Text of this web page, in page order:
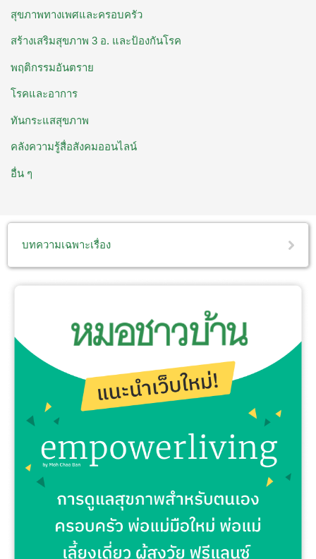
สุขภาพทางเพศและครอบครัว
สร้างเสริมสุขภาพ 3 อ. ​และป้องกันโรค
พฤติกรรมอันตราย
โรคและอาการ
ทันกระแสสุขภาพ
คลังความรู้สื่อสังคมออนไลน์
อื่น ๆ
บทความเฉพาะเรื่อง